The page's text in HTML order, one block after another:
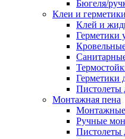
Бюгеля/
Клеи и герметики
Клей и
Герметики
Герметики
Пистолеты
Монтажная пена
Монтажные
Ручные
Пистолеты